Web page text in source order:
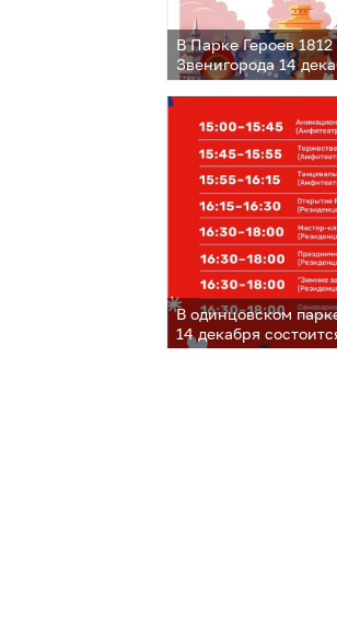
В Парке Героев
Звенигорода 14
организовано
Баранки». Гостей
«НеслуЧАЙная
анимационная
не скучаем»
В одинцовском
14 декабря
открытие